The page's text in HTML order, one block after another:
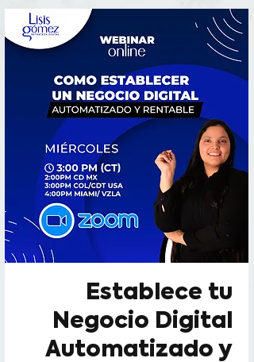
Establece tu
Negocio Digital
Automatizado y